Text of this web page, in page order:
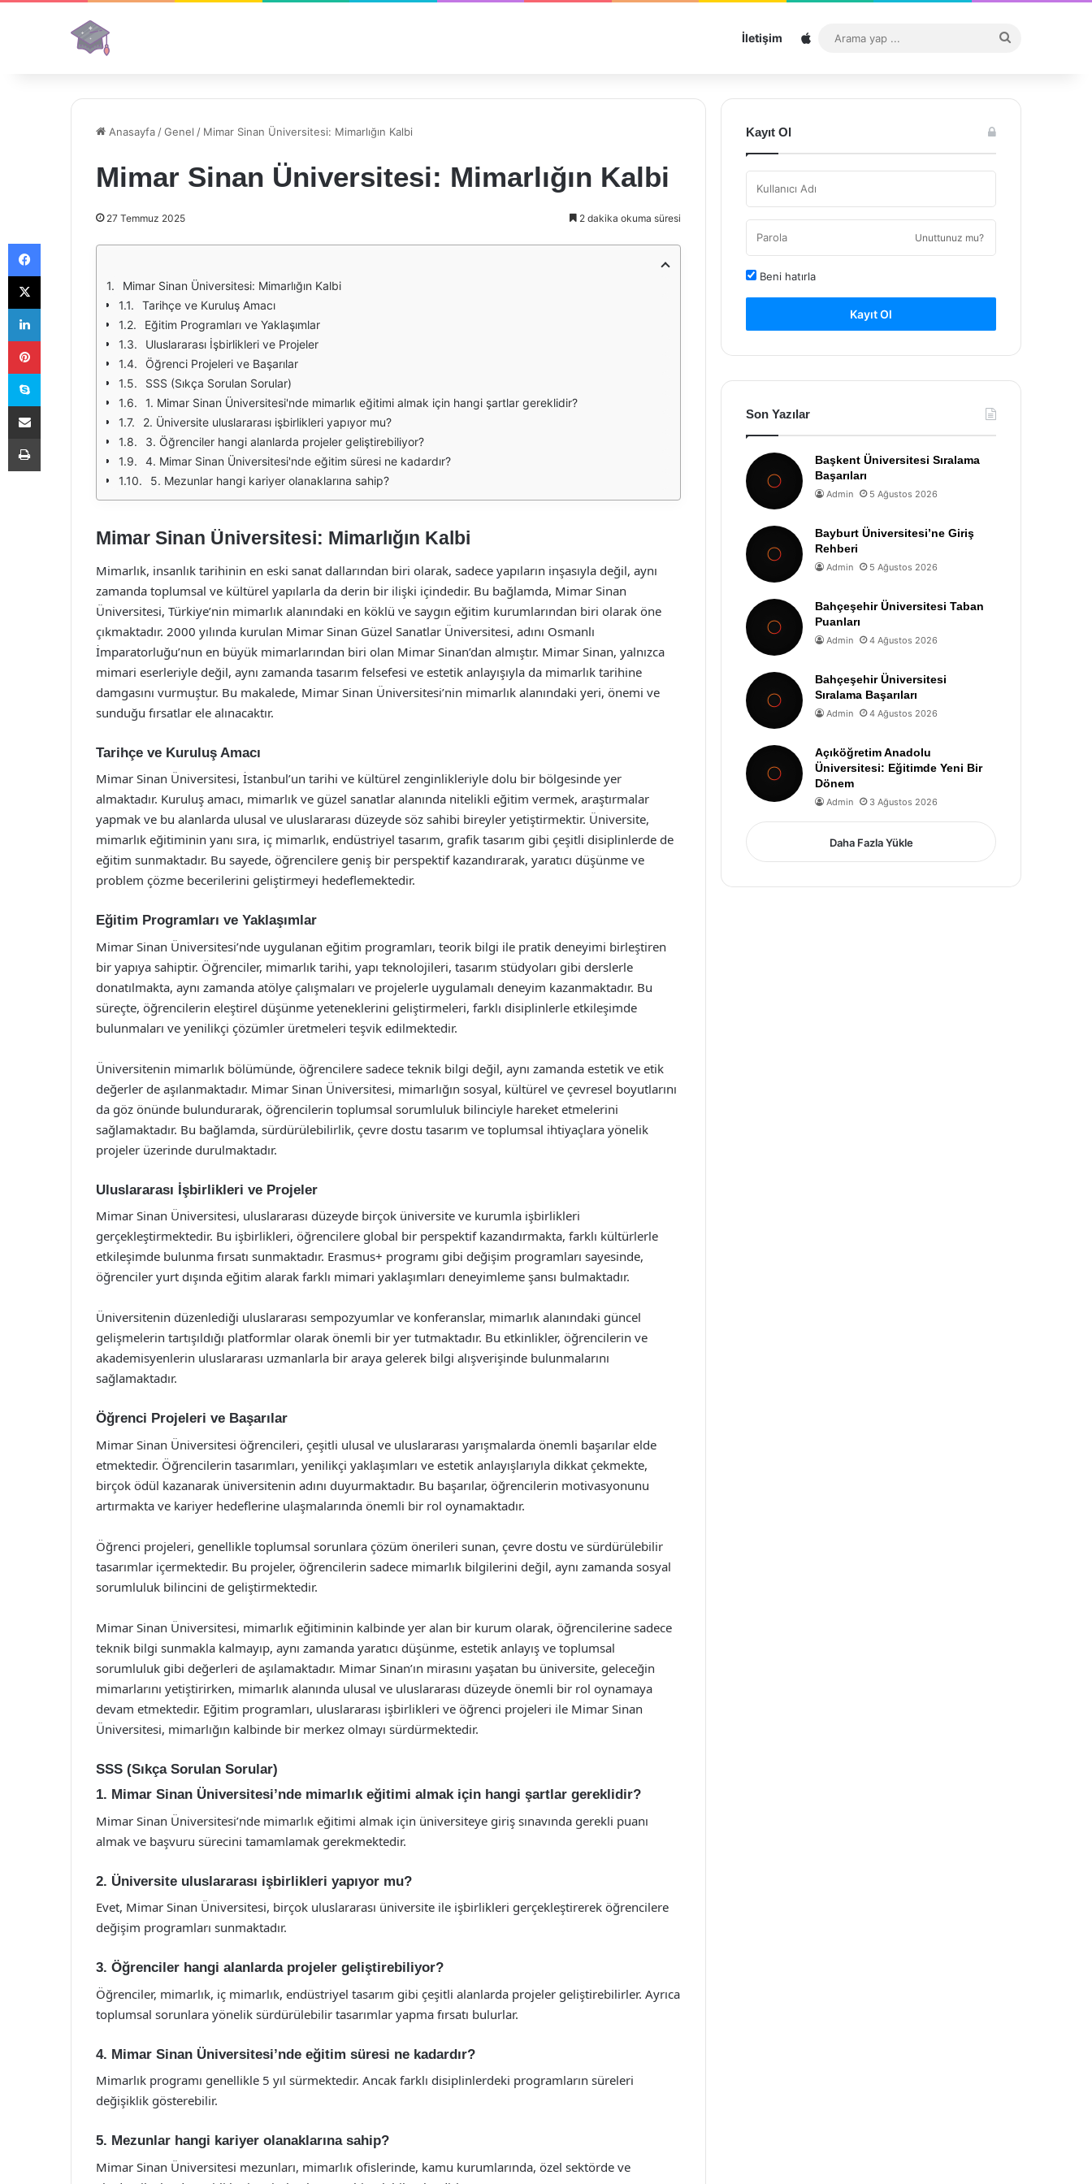
İletişim Sitemap
...
Anasayfa /Genel / Mimar Sinan Üniversitesi: Mimarlığın Kalbi
Mimar Sinan Üniversitesi: Mimarlığın Kalbi
27 Temmuz 2025 2 dakika okuma süresi
Mimar Sinan Üniversitesi: Mimarlığın Kalbi
Tarihçe ve Kuruluş Amacı
Eğitim Programları ve Yaklaşımlar
Uluslararası İşbirlikleri ve Projeler
Öğrenci Projeleri ve Başarılar
SSS (Sıkça Sorulan Sorular)
1. Mimar Sinan Üniversitesi'nde mimarlık eğitimi almak için hangi şartlar gereklidir?
2. Üniversite uluslararası işbirlikleri yapıyor mu?
3. Öğrenciler hangi alanlarda projeler geliştirebiliyor?
4. Mimar Sinan Üniversitesi'nde eğitim süresi ne kadardır?
5. Mezunlar hangi kariyer olanaklarına sahip?
Mimar Sinan Üniversitesi: Mimarlığın Kalbi
Mimarlık, insanlık tarihinin en eski sanat dallarından biri olarak, sadece yapıların inşasıyla değil, aynı
zamanda toplumsal ve kültürel yapılarla da derin bir ilişki içindedir. Bu bağlamda, Mimar Sinan
Üniversitesi, Türkiye’nin mimarlık alanındaki en köklü ve saygın eğitim kurumlarından biri olarak öne
çıkmaktadır. 2000 yılında kurulan Mimar Sinan Güzel Sanatlar Üniversitesi, adını Osmanlı
İmparatorluğu’nun en büyük mimarlarından biri olan Mimar Sinan’dan almıştır. Mimar Sinan, yalnızca
mimari eserleriyle değil, aynı zamanda tasarım felsefesi ve estetik anlayışıyla da mimarlık tarihine
damgasını vurmuştur. Bu makalede, Mimar Sinan Üniversitesi’nin mimarlık alanındaki yeri, önemi ve
sunduğu fırsatlar ele alınacaktır.
Tarihçe ve Kuruluş Amacı
Mimar Sinan Üniversitesi, İstanbul’un tarihi ve kültürel zenginlikleriyle dolu bir bölgesinde yer
almaktadır. Kuruluş amacı, mimarlık ve güzel sanatlar alanında nitelikli eğitim vermek, araştırmalar
yapmak ve bu alanlarda ulusal ve uluslararası düzeyde söz sahibi bireyler yetiştirmektir. Üniversite,
mimarlık eğitiminin yanı sıra, iç mimarlık, endüstriyel tasarım, grafik tasarım gibi çeşitli disiplinlerde de
eğitim sunmaktadır. Bu sayede, öğrencilere geniş bir perspektif kazandırarak, yaratıcı düşünme ve
problem çözme becerilerini geliştirmeyi hedeflemektedir.
Eğitim Programları ve Yaklaşımlar
Mimar Sinan Üniversitesi’nde uygulanan eğitim programları, teorik bilgi ile pratik deneyimi birleştiren
bir yapıya sahiptir. Öğrenciler, mimarlık tarihi, yapı teknolojileri, tasarım stüdyoları gibi derslerle
donatılmakta, aynı zamanda atölye çalışmaları ve projelerle uygulamalı deneyim kazanmaktadır. Bu
süreçte, öğrencilerin eleştirel düşünme yeteneklerini geliştirmeleri, farklı disiplinlerle etkileşimde
bulunmaları ve yenilikçi çözümler üretmeleri teşvik edilmektedir.
Üniversitenin mimarlık bölümünde, öğrencilere sadece teknik bilgi değil, aynı zamanda estetik ve etik
değerler de aşılanmaktadır. Mimar Sinan Üniversitesi, mimarlığın sosyal, kültürel ve çevresel boyutlarını
da göz önünde bulundurarak, öğrencilerin toplumsal sorumluluk bilinciyle hareket etmelerini
sağlamaktadır. Bu bağlamda, sürdürülebilirlik, çevre dostu tasarım ve toplumsal ihtiyaçlara yönelik
projeler üzerinde durulmaktadır.
Uluslararası İşbirlikleri ve Projeler
Mimar Sinan Üniversitesi, uluslararası düzeyde birçok üniversite ve kurumla işbirlikleri
gerçekleştirmektedir. Bu işbirlikleri, öğrencilere global bir perspektif kazandırmakta, farklı kültürlerle
etkileşimde bulunma fırsatı sunmaktadır. Erasmus+ programı gibi değişim programları sayesinde,
öğrenciler yurt dışında eğitim alarak farklı mimari yaklaşımları deneyimleme şansı bulmaktadır.
Üniversitenin düzenlediği uluslararası sempozyumlar ve konferanslar, mimarlık alanındaki güncel
gelişmelerin tartışıldığı platformlar olarak önemli bir yer tutmaktadır. Bu etkinlikler, öğrencilerin ve
akademisyenlerin uluslararası uzmanlarla bir araya gelerek bilgi alışverişinde bulunmalarını
sağlamaktadır.
Öğrenci Projeleri ve Başarılar
Mimar Sinan Üniversitesi öğrencileri, çeşitli ulusal ve uluslararası yarışmalarda önemli başarılar elde
etmektedir. Öğrencilerin tasarımları, yenilikçi yaklaşımları ve estetik anlayışlarıyla dikkat çekmekte,
birçok ödül kazanarak üniversitenin adını duyurmaktadır. Bu başarılar, öğrencilerin motivasyonunu
artırmakta ve kariyer hedeflerine ulaşmalarında önemli bir rol oynamaktadır.
Öğrenci projeleri, genellikle toplumsal sorunlara çözüm önerileri sunan, çevre dostu ve sürdürülebilir
tasarımlar içermektedir. Bu projeler, öğrencilerin sadece mimarlık bilgilerini değil, aynı zamanda sosyal
sorumluluk bilincini de geliştirmektedir.
Mimar Sinan Üniversitesi, mimarlık eğitiminin kalbinde yer alan bir kurum olarak, öğrencilerine sadece
teknik bilgi sunmakla kalmayıp, aynı zamanda yaratıcı düşünme, estetik anlayış ve toplumsal
sorumluluk gibi değerleri de aşılamaktadır. Mimar Sinan’ın mirasını yaşatan bu üniversite, geleceğin
mimarlarını yetiştirirken, mimarlık alanında ulusal ve uluslararası düzeyde önemli bir rol oynamaya
devam etmektedir. Eğitim programları, uluslararası işbirlikleri ve öğrenci projeleri ile Mimar Sinan
Üniversitesi, mimarlığın kalbinde bir merkez olmayı sürdürmektedir.
SSS (Sıkça Sorulan Sorular)
1. Mimar Sinan Üniversitesi’nde mimarlık eğitimi almak için hangi şartlar gereklidir?
Mimar Sinan Üniversitesi’nde mimarlık eğitimi almak için üniversiteye giriş sınavında gerekli puanı
almak ve başvuru sürecini tamamlamak gerekmektedir.
2. Üniversite uluslararası işbirlikleri yapıyor mu?
Evet, Mimar Sinan Üniversitesi, birçok uluslararası üniversite ile işbirlikleri gerçekleştirerek öğrencilere
değişim programları sunmaktadır.
3. Öğrenciler hangi alanlarda projeler geliştirebiliyor?
Öğrenciler, mimarlık, iç mimarlık, endüstriyel tasarım gibi çeşitli alanlarda projeler geliştirebilirler. Ayrıca
toplumsal sorunlara yönelik sürdürülebilir tasarımlar yapma fırsatı bulurlar.
4. Mimar Sinan Üniversitesi’nde eğitim süresi ne kadardır?
Mimarlık programı genellikle 5 yıl sürmektedir. Ancak farklı disiplinlerdeki programların süreleri
değişiklik gösterebilir.
5. Mezunlar hangi kariyer olanaklarına sahip?
Mimar Sinan Üniversitesi mezunları, mimarlık ofislerinde, kamu kurumlarında, özel sektörde ve
Kayıt Ol
Unuttunuz mu?
Beni hatırla
Kayıt Ol
Son Yazılar
Başkent Üniversitesi Sıralama
Başarıları
Admin 5 Ağustos 2026
Bayburt Üniversitesi’ne Giriş
Rehberi
Admin 5 Ağustos 2026
Bahçeşehir Üniversitesi Taban
Puanları
Admin 4 Ağustos 2026
Bahçeşehir Üniversitesi
Sıralama Başarıları
Admin 4 Ağustos 2026
Açıköğretim Anadolu
Üniversitesi: Eğitimde Yeni Bir
Dönem
Admin 3 Ağustos 2026
Daha Fazla Yükle
Facebook
X
LinkedIn
Pinterest
Skype
E-Posta ile paylaş